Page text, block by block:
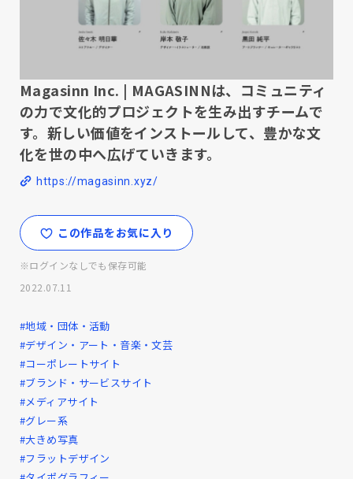
Magasinn Inc. | MAGASINNは、コミュニティ
の力で文化的プロジェクトを生み出すチームで
す。新しい価値をインストールして、豊かな文
化を世の中へ広げていきます。
https://magasinn.xyz/
この作品をお気に入り
※ログインなしでも保存可能
2022.07.11
#地域・団体・活動
#デザイン・アート・音楽・文芸
#コーポレートサイト
#ブランド・サービスサイト
#メディアサイト
#グレー系
#大きめ写真
#フラットデザイン